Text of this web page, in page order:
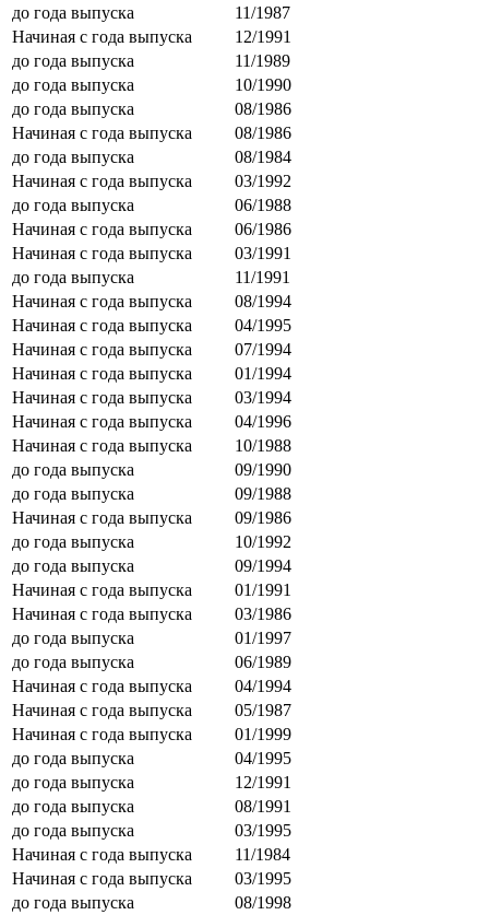
до года выпуска
11/1987
Начиная с года выпуска
12/1991
до года выпуска
11/1989
до года выпуска
10/1990
до года выпуска
08/1986
Начиная с года выпуска
08/1986
до года выпуска
08/1984
Начиная с года выпуска
03/1992
до года выпуска
06/1988
Начиная с года выпуска
06/1986
Начиная с года выпуска
03/1991
до года выпуска
11/1991
Начиная с года выпуска
08/1994
Начиная с года выпуска
04/1995
Начиная с года выпуска
07/1994
Начиная с года выпуска
01/1994
Начиная с года выпуска
03/1994
Начиная с года выпуска
04/1996
Начиная с года выпуска
10/1988
до года выпуска
09/1990
до года выпуска
09/1988
Начиная с года выпуска
09/1986
до года выпуска
10/1992
до года выпуска
09/1994
Начиная с года выпуска
01/1991
Начиная с года выпуска
03/1986
до года выпуска
01/1997
до года выпуска
06/1989
Начиная с года выпуска
04/1994
Начиная с года выпуска
05/1987
Начиная с года выпуска
01/1999
до года выпуска
04/1995
до года выпуска
12/1991
до года выпуска
08/1991
до года выпуска
03/1995
Начиная с года выпуска
11/1984
Начиная с года выпуска
03/1995
до года выпуска
08/1998